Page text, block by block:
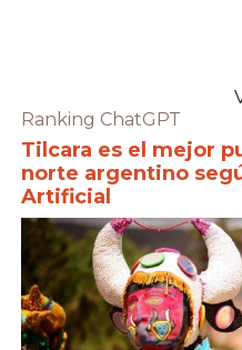
Ranking ChatGPT
Tilcara es el mejor
norte argentino
Artificial